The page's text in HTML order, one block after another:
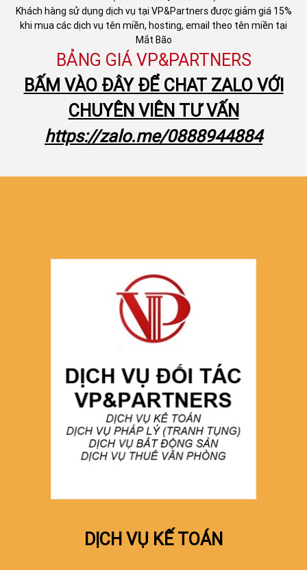
Khách hàng sử dụng dịch vụ tại VP&Partners được giảm giá 15%
khi mua các dịch vụ tên miền, hosting, email theo tên miền tại
Mắt Bão
BẢNG GIÁ VP&PARTNERS
BẤM VÀO ĐÂY ĐỂ CHAT ZALO VỚI
CHUYÊN VIÊN TƯ VẤN
https://zalo.me/0888944884
DỊCH VỤ KẾ TOÁN